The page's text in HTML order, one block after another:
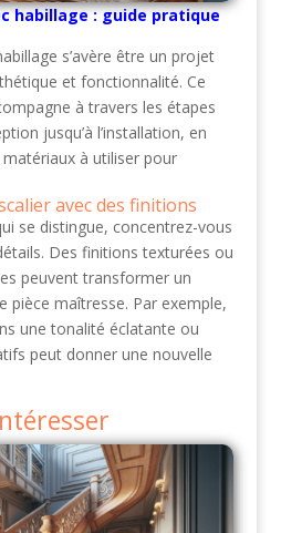
habillage : guide pratique
s’avère être un projet
et fonctionnalité. Ce
à travers les étapes
jusqu’à l’installation, en
à utiliser pour
avec des finitions
se distingue, concentrez-vous
Des finitions texturées ou
peuvent transformer un
pièce maîtresse. Par exemple,
une tonalité éclatante ou
peut donner une nouvelle